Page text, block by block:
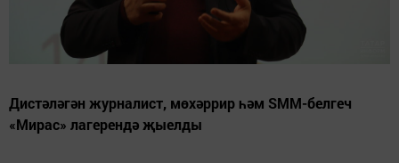
Дистәләгән журналист, мөхәррир һәм SMM-белгеч
«Мирас» лагерендә җыелды